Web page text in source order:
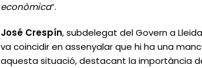
econòmica”.
José Crespín, subdelegat del Govern a
va coincidir en assenyalar que hi ha una
aquesta situació, destacant la importància